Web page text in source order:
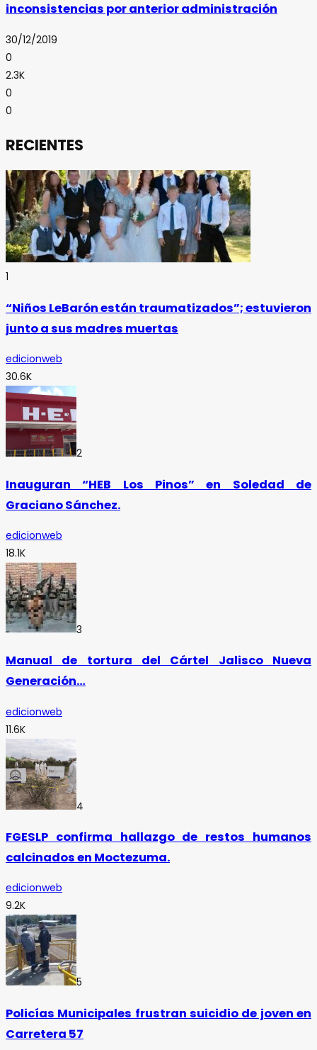
inconsistencias por anterior administración
30/12/2019
0
2.3K
0
0
RECIENTES
1
“Niños LeBarón están traumatizados”; estuvieron
junto a sus madres muertas
edicionweb
30.6K
2
Inauguran “HEB Los Pinos” en Soledad de
Graciano Sánchez.
edicionweb
18.1K
3
Manual de tortura del Cártel Jalisco Nueva
Generación…
edicionweb
11.6K
4
FGESLP confirma hallazgo de restos humanos
calcinados en Moctezuma.
edicionweb
9.2K
5
Policías Municipales frustran suicidio de joven en
Carretera 57